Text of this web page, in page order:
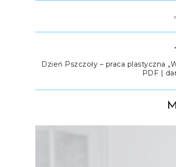
Dzień Pszczoły – praca plastyczna
PDF |